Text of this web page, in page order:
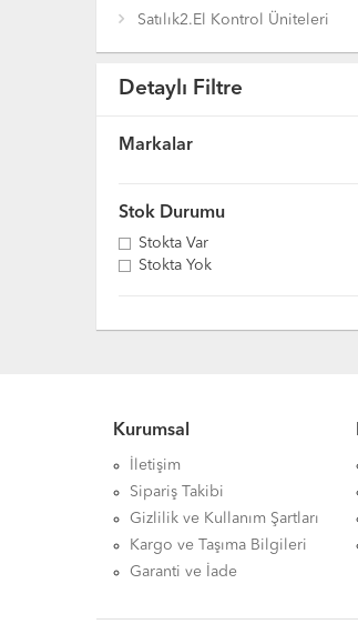
Satılık2.El Kontrol Üniteleri
Detaylı Filtre
Markalar
Stok Durumu
Stokta Var
Stokta Yok
Kurumsal
İletişim
Sipariş Takibi
Gizlilik ve Kullanım Şartları
Kargo ve Taşıma Bilgileri
Garanti ve İade